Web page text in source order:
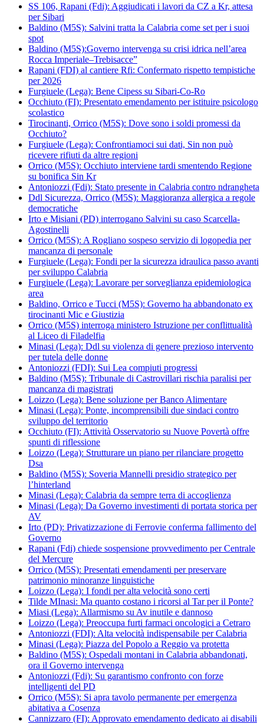
SS 106, Rapani (Fdi): Aggiudicati i lavori da CZ a Kr, attesa
per Sibari
Baldino (M5S): Salvini tratta la Calabria come set per i suoi
spot
Baldino (M5S):Governo intervenga su crisi idrica nell’area
Rocca Imperiale–Trebisacce”
Rapani (FDI) al cantiere Rfi: Confermato rispetto tempistiche
per 2026
Furgiuele (Lega): Bene Cipess su Sibari-Co-Ro
Occhiuto (FI): Presentato emendamento per istituire psicologo
scolastico
Tirocinanti, Orrico (M5S): Dove sono i soldi promessi da
Occhiuto?
Furgiuele (Lega): Confrontiamoci sui dati, Sin non può
ricevere rifiuti da altre regioni
Orrico (M5S): Occhiuto interviene tardi smentendo Regione
su bonifica Sin Kr
Antoniozzi (Fdi): Stato presente in Calabria contro ndrangheta
Ddl Sicurezza, Orrico (M5S): Maggioranza allergica a regole
democratiche
Irto e Misiani (PD) interrogano Salvini su caso Scarcella-
Agostinelli
Orrico (M5S): A Rogliano sospeso servizio di logopedia per
mancanza di personale
Furgiuele (Lega): Fondi per la sicurezza idraulica passo avanti
per sviluppo Calabria
Furgiuele (Lega): Lavorare per sorveglianza epidemiologica
area
Baldino, Orrico e Tucci (M5S): Governo ha abbandonato ex
tirocinanti Mic e Giustizia
Orrico (M5S) interroga ministero Istruzione per conflittualità
al Liceo di Filadelfia
Minasi (Lega): Ddl su violenza di genere prezioso intervento
per tutela delle donne
Antoniozzi (FDI): Sui Lea compiuti progressi
Baldino (M5S): Tribunale di Castrovillari rischia paralisi per
mancanza di magistrati
Loizzo (Lega): Bene soluzione per Banco Alimentare
Minasi (Lega): Ponte, incomprensibili due sindaci contro
sviluppo del territorio
Occhiuto (FI): Attività Osservatorio su Nuove Povertà offre
spunti di riflessione
Loizzo (Lega): Strutturare un piano per rilanciare progetto
Dsa
Baldino (M5S): Soveria Mannelli presidio strategico per
l’hinterland
Minasi (Lega): Calabria da sempre terra di accoglienza
Minasi (Lega): Da Governo investimenti di portata storica per
AV
Irto (PD): Privatizzazione di Ferrovie conferma fallimento del
Governo
Rapani (Fdi) chiede sospensione provvedimento per Centrale
del Mercure
Orrico (M5S): Presentati emendamenti per preservare
patrimonio minoranze linguistiche
Loizzo (Lega): I fondi per alta velocità sono certi
Tilde MInasi: Ma quanto costano i ricorsi al Tar per il Ponte?
Miasi (Lega): Allarmismo su Av inutile e dannoso
Loizzo (Lega): Preoccupa furti farmaci oncologici a Cetraro
Antoniozzi (FDI): Alta velocità indispensabile per Calabria
Minasi (Lega): Piazza del Popolo a Reggio va protetta
Baldino (M5S): Ospedali montani in Calabria abbandonati,
ora il Governo intervenga
Antoniozzi (Fdi): Su garantismo confronto con forze
intelligenti del PD
Orrico (M5S): Si apra tavolo permanente per emergenza
abitativa a Cosenza
Cannizzaro (FI): Approvato emendamento dedicato ai disabili